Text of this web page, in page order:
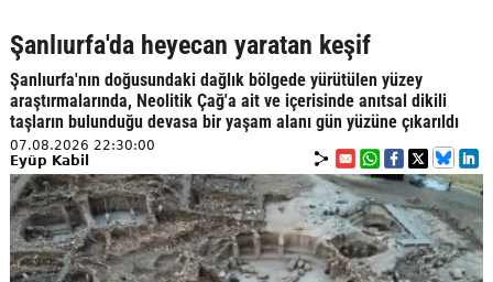
Şanlıurfa'da heyecan yaratan keşif
Şanlıurfa'nın doğusundaki dağlık bölgede yürütülen yüzey
araştırmalarında, Neolitik Çağ'a ait ve içerisinde anıtsal dikili
taşların bulunduğu devasa bir yaşam alanı gün yüzüne çıkarıldı
07.08.2026 22:30:00
Eyüp Kabil